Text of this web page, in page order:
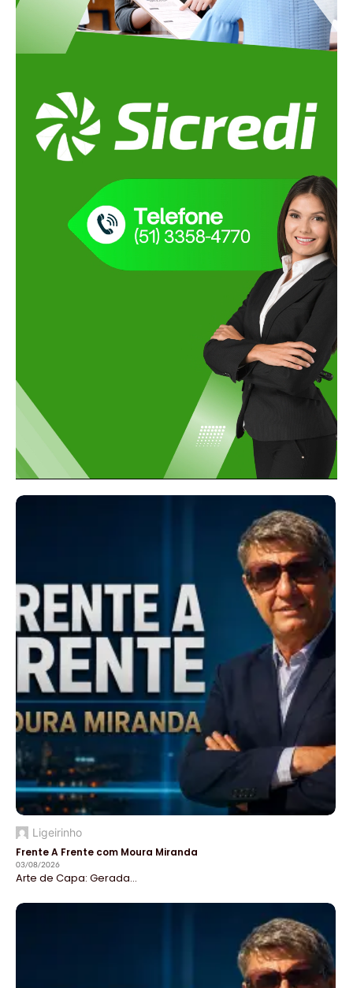
Ligeirinho
Frente A Frente com Moura Miranda
03/08/2026
Arte de Capa: Gerada...